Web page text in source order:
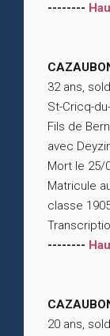
--------
32 ans,
St-Cricq-
Fils de
avec
Mort le 25/
Matricule
classe
--------
20 ans,